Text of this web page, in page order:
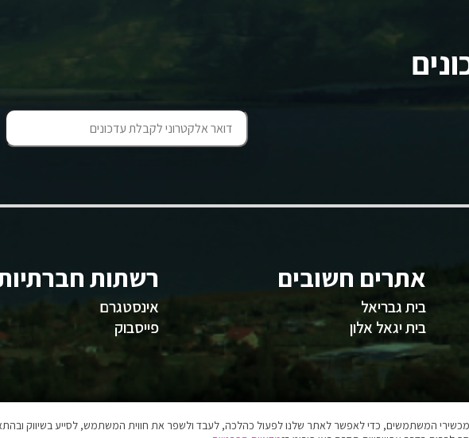
אתרים חשובים
בית גבריאל
בית יגאל אלון
רשתות
אינסטגרם
פייסבוק
במכשירי המשתמשים, כדי לאפשר לאתר שלנו לפעול כהלכה, לעבד ולשפר את חווית המשתמש, לסייע בשיווק